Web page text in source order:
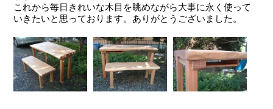
これから毎日きれいな木目を眺めながら大事に永く使って
いきたいと思っております。ありがとうございました。